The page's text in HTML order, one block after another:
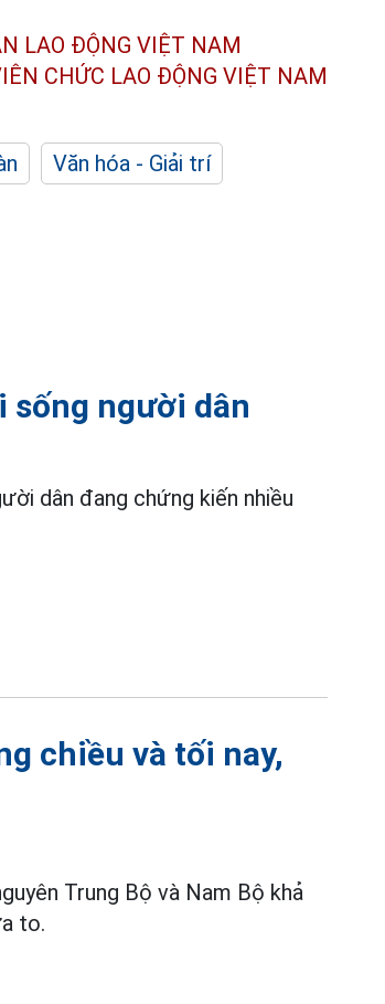
LAO ĐỘNG VIỆT NAM
CHỨC LAO ĐỘNG VIỆT NAM
Văn hóa - Giải trí
sống người dân
dân đang chứng kiến nhiều
chiều và tối nay,
Trung Bộ và Nam Bộ khả
to.